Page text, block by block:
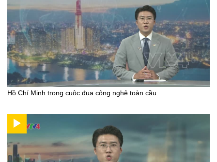
Hồ Chí Minh trong cuộc đua công nghệ toàn cầu